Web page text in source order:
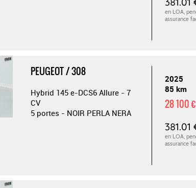
PEUGEOT / 308
Hybrid 145 e-DCS6 Allure - 7
CV
5 portes - NOIR PERLA NERA
2025
85 km
28 100 €